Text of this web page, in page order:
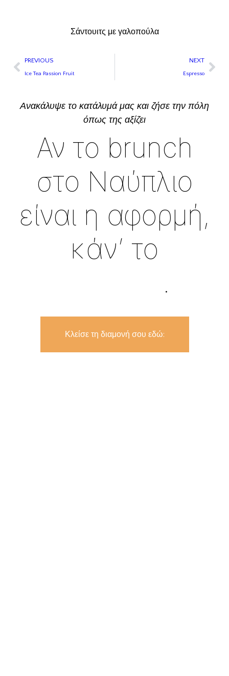
Σάντουιτς με γαλοπούλα
PREVIOUS
Ice Tea Passion Fruit
NEXT
Espresso
Ανακάλυψε το κατάλυμά μας και ζήσε την πόλη
όπως της αξίζει
Αν το brunch
στο Ναύπλιο
είναι η αφορμή,
κάν’ το
.
Κλείσε τη διαμονή σου εδώ: